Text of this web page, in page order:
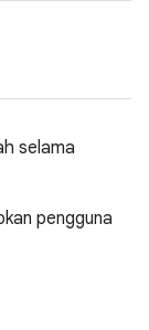
selama
pengguna